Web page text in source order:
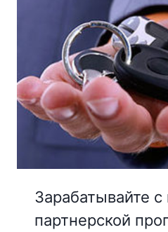
Зарабатывайте
партнерской